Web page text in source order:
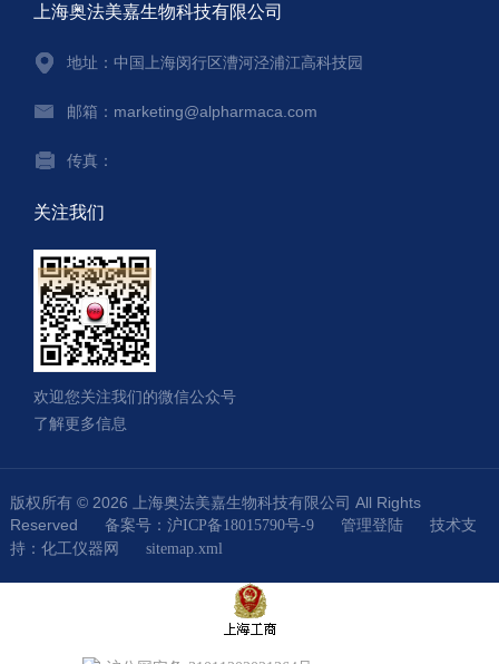
上海奥法美嘉生物科技有限公司
地址：中国上海闵行区漕河泾浦江高科技园
邮箱：marketing@alpharmaca.com
传真：
关注我们
欢迎您关注我们的微信公众号
了解更多信息
版权所有 © 2026 上海奥法美嘉生物科技有限公司 All Rights
Reserved 备案号：沪ICP备18015790号-9 管理登陆技术支
持： 化工仪器网 sitemap.xml